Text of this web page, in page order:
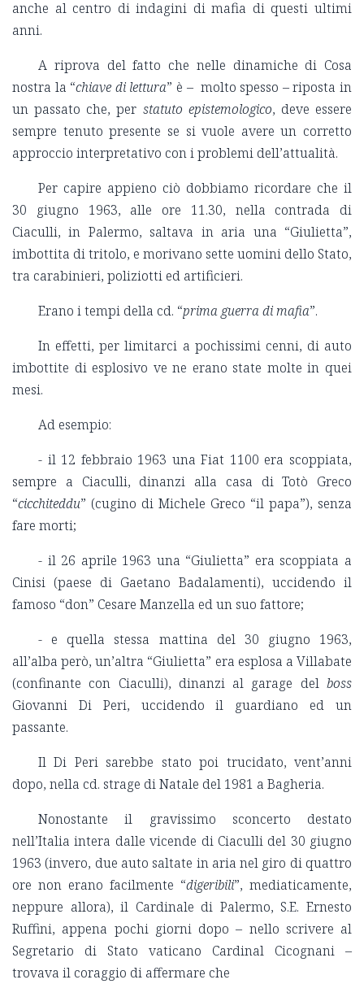
anche al centro di indagini di mafia di questi ultimi
anni.
A riprova del fatto che nelle dinamiche di Cosa
nostra la “chiave di lettura” è – molto spesso – riposta in
un passato che, per statuto epistemologico, deve essere
sempre tenuto presente se si vuole avere un corretto
approccio interpretativo con i problemi dell’attualità.
Per capire appieno ciò dobbiamo ricordare che il
30 giugno 1963, alle ore 11.30, nella contrada di
Ciaculli, in Palermo, saltava in aria una “Giulietta”,
imbottita di tritolo, e morivano sette uomini dello Stato,
tra carabinieri, poliziotti ed artificieri.
Erano i tempi della cd. “prima guerra di mafia”.
In effetti, per limitarci a pochissimi cenni, di auto
imbottite di esplosivo ve ne erano state molte in quei
mesi.
Ad esempio:
- il 12 febbraio 1963 una Fiat 1100 era scoppiata,
sempre a Ciaculli, dinanzi alla casa di Totò Greco
“cicchiteddu” (cugino di Michele Greco “il papa”), senza
fare morti;
- il 26 aprile 1963 una “Giulietta” era scoppiata a
Cinisi (paese di Gaetano Badalamenti), uccidendo il
famoso “don” Cesare Manzella ed un suo fattore;
- e quella stessa mattina del 30 giugno 1963,
all’alba però, un’altra “Giulietta” era esplosa a Villabate
(confinante con Ciaculli), dinanzi al garage del boss
Giovanni Di Peri, uccidendo il guardiano ed un
passante.
Il Di Peri sarebbe stato poi trucidato, vent’anni
dopo, nella cd. strage di Natale del 1981 a Bagheria.
Nonostante il gravissimo sconcerto destato
nell’Italia intera dalle vicende di Ciaculli del 30 giugno
1963 (invero, due auto saltate in aria nel giro di quattro
ore non erano facilmente “digeribili”, mediaticamente,
neppure allora), il Cardinale di Palermo, S.E. Ernesto
Ruffini, appena pochi giorni dopo – nello scrivere al
Segretario di Stato vaticano Cardinal Cicognani –
trovava il coraggio di affermare che